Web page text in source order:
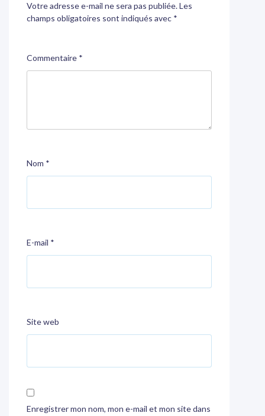
Votre adresse e-mail ne sera pas publiée.Les
champs obligatoires sont indiqués avec *
Commentaire *
Nom *
E-mail *
Site web
Enregistrer mon nom, mon e-mail et mon site dans